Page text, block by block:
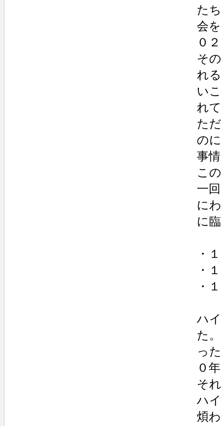
た
会
０
そ
れ
い
れ
た
の
事
こ
一
に
に
・
・
・
ハ
た
っ
０
そ
ハ
煩